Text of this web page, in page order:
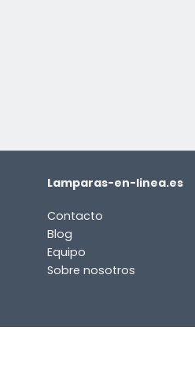
Lamparas-en-linea.es
Contacto
Blog
Equipo
Sobre nosotros